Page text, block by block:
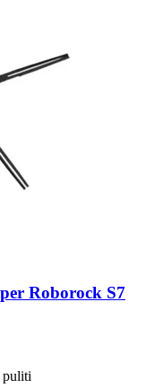
Roborock S7
puliti